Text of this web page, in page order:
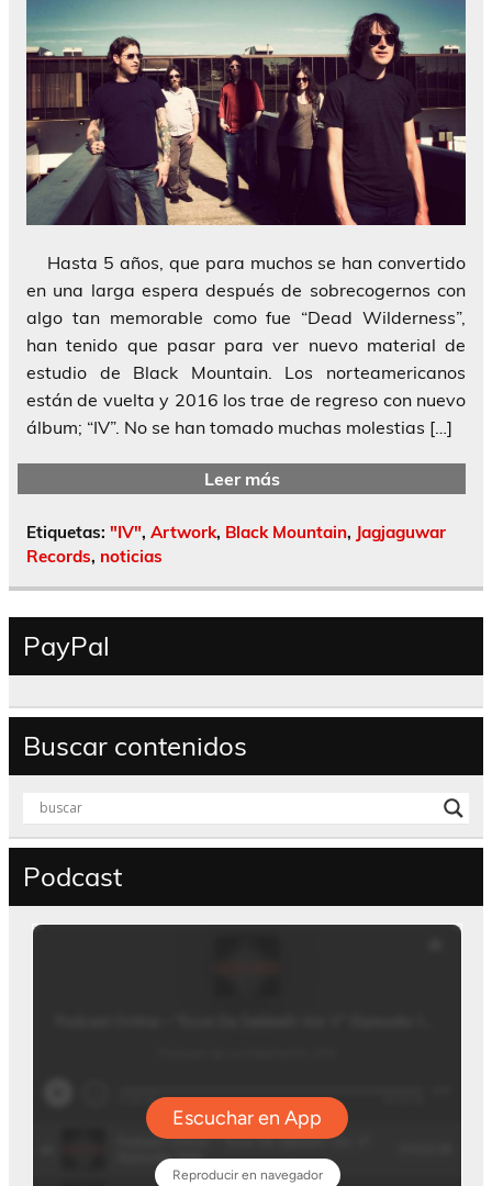
Hasta 5 años, que para muchos se han convertido
en una larga espera después de sobrecogernos con
algo tan memorable como fue “Dead Wilderness”,
han tenido que pasar para ver nuevo material de
estudio de Black Mountain. Los norteamericanos
están de vuelta y 2016 los trae de regreso con nuevo
álbum; “IV”. No se han tomado muchas molestias […]
Leer más
Etiquetas: "IV", Artwork, Black Mountain, Jagjaguwar
Records, noticias
PayPal
Buscar contenidos
Podcast